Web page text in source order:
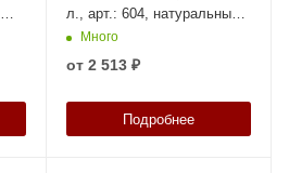
л., арт.: 604, натуральный,
код: 05341
Много
от 2 513 ₽
Подробнее